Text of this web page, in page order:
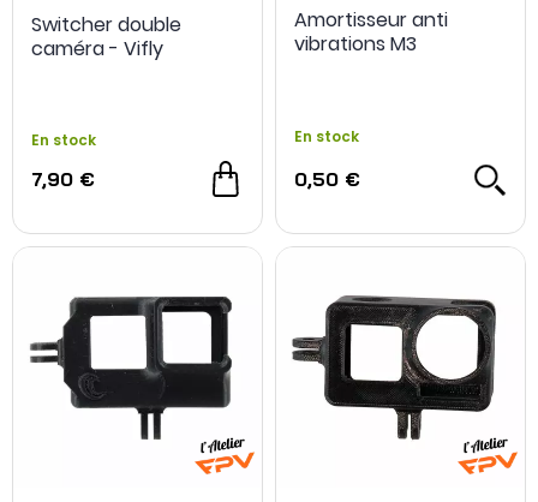
Switcher double
caméra - Vifly
En stock
7,90 €
Amortisseur anti
vibrations M3
En stock
0,50 €